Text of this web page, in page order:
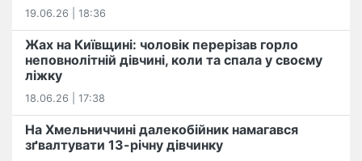
19.06.26 | 18:36
Жах на Київщині: чоловік перерізав горло
неповнолітній дівчині, коли та спала у своєму
ліжку
18.06.26 | 17:38
На Хмельниччині далекобійник намагався
зґвалтувати 13-річну дівчинку